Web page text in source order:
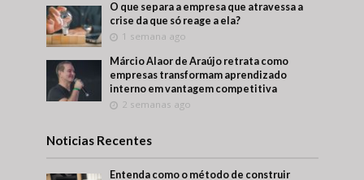
O que separa a empresa que atravessa a
crise da que só reage a ela?
1 semana ago
Márcio Alaor de Araújo retrata como
empresas transformam aprendizado
interno em vantagem competitiva
2 semanas ago
Noticias Recentes
Entenda como o método de construir